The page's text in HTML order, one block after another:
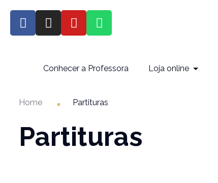
Conhecer a Professora Loja online
Home Partituras
Partituras